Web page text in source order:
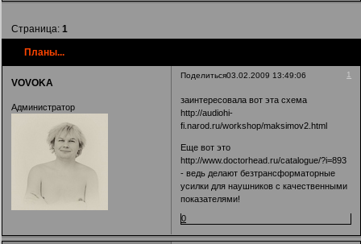
Планы...
Страница:1
Поделиться 1
03.02.2009 13:49:06
VOVOKA
Администратор
заинтересовала вот эта схема
http://audiohi-
fi.narod.ru/workshop/maksimov2.html
Еще вот это
http://www.doctorhead.ru/catalogue/?i=893
- ведь делают безтрансформаторные
усилки для наушников с качественными
показателями!
0